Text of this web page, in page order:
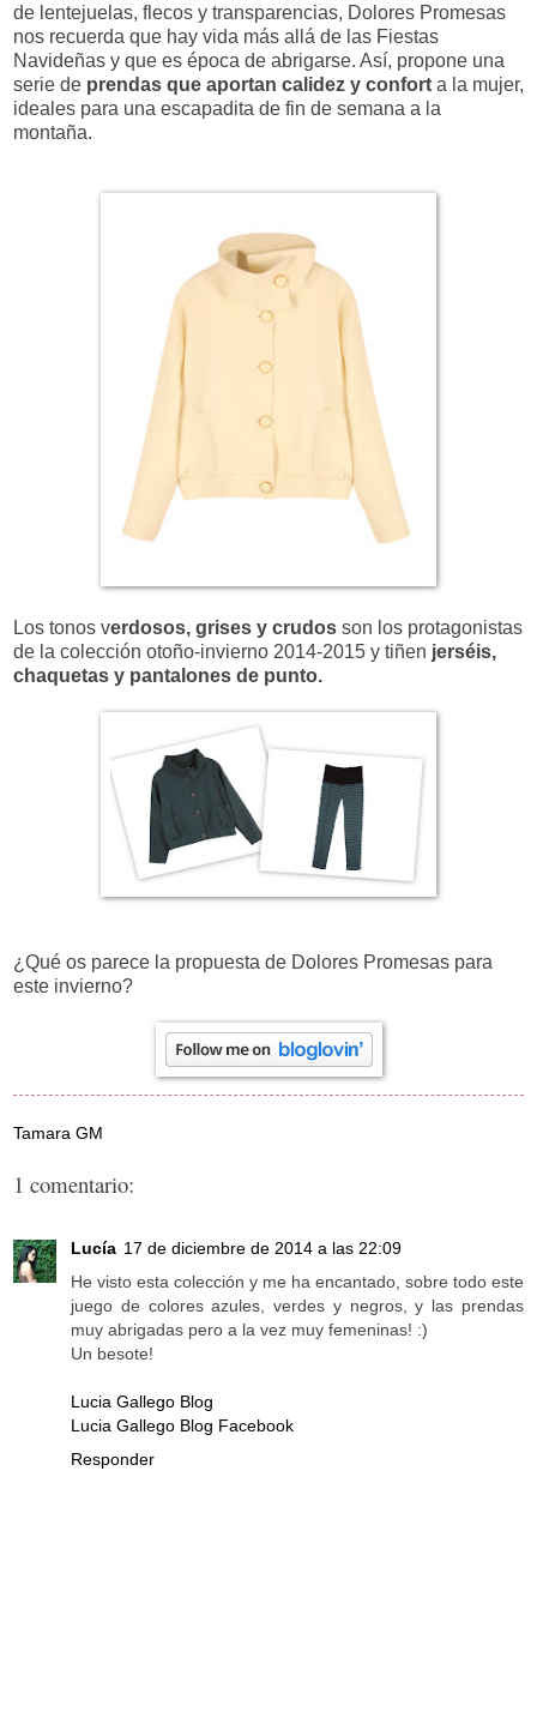
de lentejuelas, flecos y transparencias, Dolores Promesas
nos recuerda que hay vida más allá de las Fiestas
Navideñas y que es época de abrigarse. Así, propone una
serie de prendas que aportan calidez y confort a la mujer,
ideales para una escapadita de fin de semana a la
montaña.
Los tonos verdosos, grises y crudos son los protagonistas
de la colección otoño-invierno 2014-2015 y tiñen jerséis,
chaquetas y pantalones de punto.
¿Qué os parece la propuesta de Dolores Promesas para
este invierno?
Tamara GM
1 comentario:
Lucía 17 de diciembre de 2014 a las 22:09
He visto esta colección y me ha encantado, sobre todo este
juego de colores azules, verdes y negros, y las prendas
muy abrigadas pero a la vez muy femeninas! :)
Un besote!
Lucia Gallego Blog
Lucia Gallego Blog Facebook
Responder